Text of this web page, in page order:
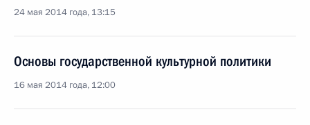
24 мая 2014 года, 13:15
Основы государственной культурной политики
16 мая 2014 года, 12:00